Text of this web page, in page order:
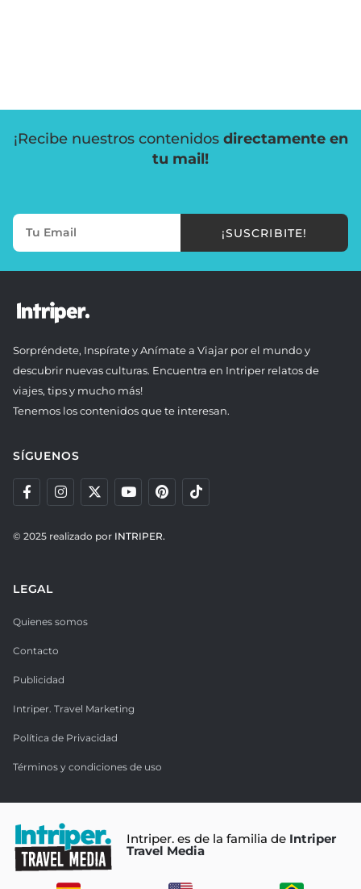
¡Recibe nuestros contenidos directamente en
tu mail!
¡SUSCRIBITE!
Sorpréndete, Inspírate y Anímate a Viajar por el mundo y
descubrir nuevas culturas. Encuentra en Intriper relatos de
viajes, tips y mucho más!
Tenemos los contenidos que te interesan.
SÍGUENOS
© 2025 realizado por INTRIPER.
LEGAL
Quienes somos
Contacto
Publicidad
Intriper. Travel Marketing
Política de Privacidad
Términos y condiciones de uso
Intriper. es de la familia de Intriper
Travel Media